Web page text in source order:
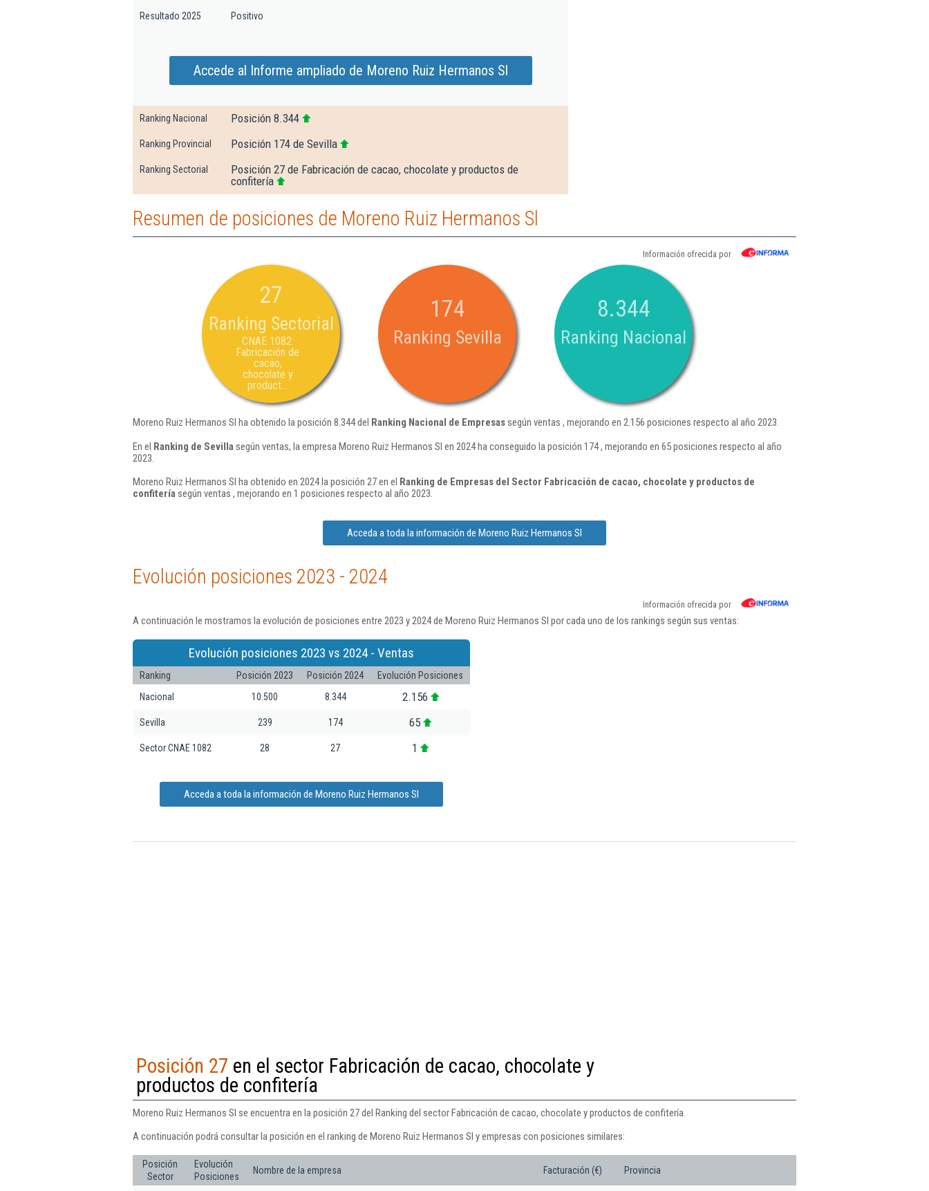
Resultado 2025 Positivo
Accede al Informe ampliado de Moreno Ruiz Hermanos Sl
Ranking Nacional Posición 8.344
Ranking Provincial Posición 174 de Sevilla
Ranking Sectorial
Posición 27 de Fabricación de cacao, chocolate y productos de
confitería
Resumen de posiciones de Moreno Ruiz Hermanos Sl
Información ofrecida por
27
Ranking Sectorial
CNAE 1082:
Fabricación de
cacao,
chocolate y
product...
174
Ranking Sevilla
8.344
Ranking Nacional
Moreno Ruiz Hermanos Sl ha obtenido la posición 8.344 del Ranking Nacional de Empresassegún ventas , mejorando en 2.156 posiciones respecto al año 2023.
En el Ranking de Sevilla según ventas, la empresa Moreno Ruiz Hermanos Sl en 2024 ha conseguido la posición 174 , mejorando en 65 posiciones respecto al año
2023.
Moreno Ruiz Hermanos Sl ha obtenido en 2024 la posición 27 en el Ranking de Empresas del Sector Fabricación de cacao, chocolate y productos de
confiteríasegún ventas , mejorando en 1 posiciones respecto al año 2023.
Acceda a toda la información de Moreno Ruiz Hermanos Sl
Evolución posiciones 2023 - 2024
Información ofrecida por
A continuación le mostramos la evolución de posiciones entre 2023 y 2024 de Moreno Ruiz Hermanos Sl por cada uno de los rankings según sus ventas:
Evolución posiciones 2023 vs 2024 - Ventas
Ranking Posición 2023 Posición 2024
Evolución Posiciones
Nacional
10.500 8.344 2.156
Sevilla 239 174 65
Sector CNAE 1082 28 27 1
Acceda a toda la información de Moreno Ruiz Hermanos Sl
Posición 27 en el sector Fabricación de cacao, chocolate y
productos de confitería
Moreno Ruiz Hermanos Sl se encuentra en la posición 27 del Ranking del sector Fabricación de cacao, chocolate y productos de confitería.
A continuación podrá consultar la posición en el ranking de Moreno Ruiz Hermanos Sl y empresas con posiciones similares:
Posición
Sector
Evolución
Posiciones
Nombre de la empresa Facturación (€) Provincia